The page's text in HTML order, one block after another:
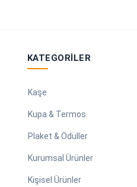
KATEGORILER
Kaşe
Kupa & Termos
Plaket & Ödüller
Kurumsal Ürünler
Kişisel Ürünler